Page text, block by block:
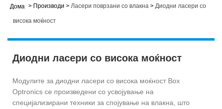
Дома > Производи > Ласери поврзани со влакна > Диодни ласери со
висока моќност
Диодни ласери со висока моќност
Модулите за диодни ласери со висока моќност Box
Optronics се произведени со усвојување на
специјализирани техники за спојување на влакна, што